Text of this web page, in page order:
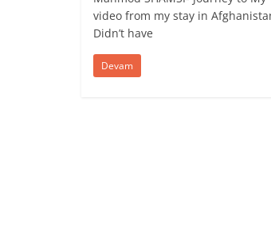
video from my stay in
Didn’t have
Devam